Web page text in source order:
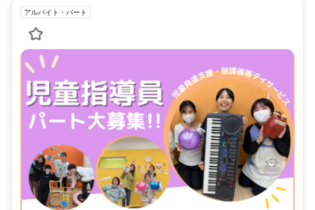
アルバイト・パート